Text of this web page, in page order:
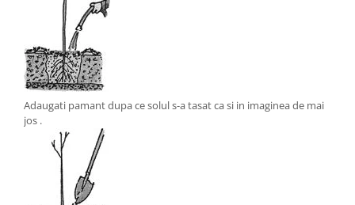
Adaugati pamant dupa ce solul s-a tasat ca si in imaginea de mai
jos .